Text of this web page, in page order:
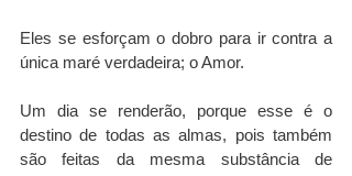
Eles se esforçam o dobro para ir contra a
única maré verdadeira; o Amor.
Um dia se renderão, porque esse é o
destino de todas as almas, pois também
são feitas da mesma substância de